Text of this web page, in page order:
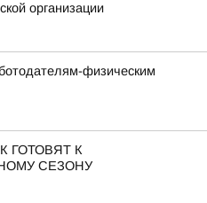
организации
физическим
ГОТОВЯТ К
СЕЗОНУ